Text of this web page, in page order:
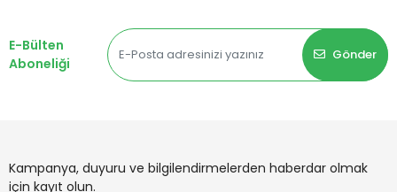
E-Bülten
Aboneliği
Gönder
Kampanya, duyuru ve bilgilendirmelerden haberdar olmak
için kayıt olun.